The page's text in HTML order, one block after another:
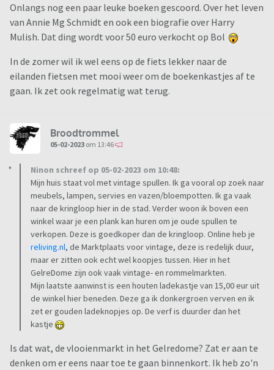
Onlangs nog een paar leuke boeken gescoord. Over het leven
van Annie Mg Schmidt en ook een biografie over Harry
Mulish. Dat ding wordt voor 50 euro verkocht op Bol
In de zomer wil ik wel eens op de fiets lekker naar de
eilanden fietsen met mooi weer om de boekenkastjes af te
gaan. Ik zet ook regelmatig wat terug.
Broodtrommel
05-02-2023 om 13:46
Ninon schreef op 05-02-2023 om 10:48:
Mijn huis staat vol met vintage spullen. Ik ga vooral op zoek naar
meubels, lampen, servies en vazen/bloempotten. Ik ga vaak
naar de kringloop hier in de stad. Verder woon ik boven een
winkel waar je een plank kan huren om je oude spullen te
verkopen. Deze is goedkoper dan de kringloop. Online heb je
reliving.nl, de Marktplaats voor vintage, deze is redelijk duur,
maar er zitten ook echt wel koopjes tussen. Hier in het
GelreDome zijn ook vaak vintage- en rommelmarkten.
Mijn laatste aanwinst is een houten ladekastje van 15,00 eur uit
de winkel hier beneden. Deze ga ik donkergroen verven en ik
zet er gouden ladeknopjes op. De verf is duurder dan het
kastje
Is dat wat, de vlooienmarkt in het Gelredome? Zat er aan te
denken om er eens naar toe te gaan binnenkort. Ik heb zo'n